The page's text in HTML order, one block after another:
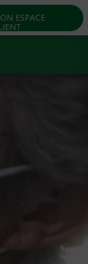
ESPACE